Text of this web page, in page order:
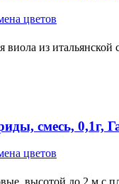
цветов
виола из
смесь, 0,1г,
цветов